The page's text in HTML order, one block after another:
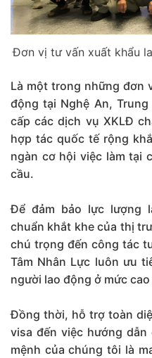
Đơn vị tư vấn xuất khẩu
Là một trong những đơn
động tại Nghệ An,
cấp các dịch vụ XKLĐ
hợp tác quốc tế rộng
ngàn cơ hội việc làm tại
cầu.
Để đảm bảo lực lượng
chuẩn khắt khe của thị
chú trọng đến công tác
Tâm Nhân Lực luôn ưu
người lao động ở mức
Đồng thời, hỗ trợ toàn
visa đến việc hướng
mệnh của chúng tôi là